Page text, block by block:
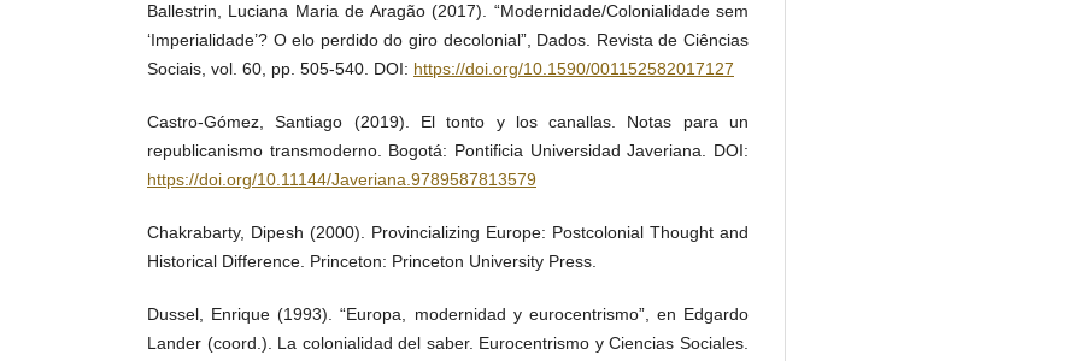
Ballestrin, Luciana Maria de Aragão (2017). “Modernidade/Colonialidade sem
‘Imperialidade’? O elo perdido do giro decolonial”, Dados. Revista de Ciências
Sociais, vol. 60, pp. 505-540. DOI: https://doi.org/10.1590/001152582017127
Castro-Gómez, Santiago (2019). El tonto y los canallas. Notas para un
republicanismo transmoderno. Bogotá: Pontificia Universidad Javeriana. DOI:
https://doi.org/10.11144/Javeriana.9789587813579
Chakrabarty, Dipesh (2000). Provincializing Europe: Postcolonial Thought and
Historical Difference. Princeton: Princeton University Press.
Dussel, Enrique (1993). “Europa, modernidad y eurocentrismo”, en Edgardo
Lander (coord.). La colonialidad del saber. Eurocentrismo y Ciencias Sociales.